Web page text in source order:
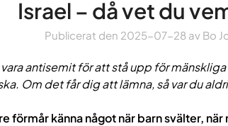
Israel – då vet du
Publicerat den 2025-07-28av Bo
antisemit för att stå upp för
Om det får dig att lämna, så var du
förmår känna något när barn svälter,